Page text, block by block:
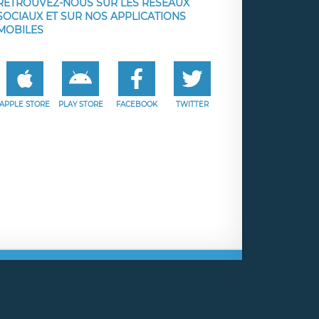
NOUS SUR LES RÉSEAUX
ET SUR NOS APPLICATIONS
APPLE STORE PLAY STORE FACEBOOK TWITTER